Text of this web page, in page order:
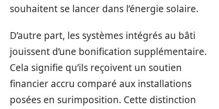
souhaitent se lancer dans l’énergie solaire.
D’autre part, les systèmes intégrés au bâti
jouissent d’une bonification supplémentaire.
Cela signifie qu’ils reçoivent un soutien
financier accru comparé aux installations
posées en surimposition. Cette distinction